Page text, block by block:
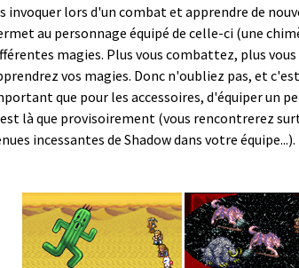
invoquer lors d'un combat et apprendre de
au personnage équipé de celle-ci (une
magies. Plus vous combattez, plus
vos magies. Donc n'oubliez pas, et
que pour les accessoires, d'équiper un
là que provisoirement (vous rencontrerez
incessantes de Shadow dans votre équipe...).